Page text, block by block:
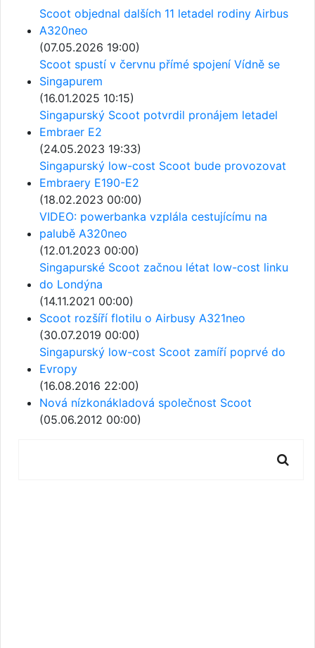
Scoot objednal dalších 11 letadel rodiny Airbus
A320neo
(07.05.2026 19:00)
Scoot spustí v červnu přímé spojení Vídně se
Singapurem
(16.01.2025 10:15)
Singapurský Scoot potvrdil pronájem letadel
Embraer E2
(24.05.2023 19:33)
Singapurský low-cost Scoot bude provozovat
Embraery E190-E2
(18.02.2023 00:00)
VIDEO: powerbanka vzplála cestujícímu na
palubě A320neo
(12.01.2023 00:00)
Singapurské Scoot začnou létat low-cost linku
do Londýna
(14.11.2021 00:00)
Scoot rozšíří flotilu o Airbusy A321neo
(30.07.2019 00:00)
Singapurský low-cost Scoot zamíří poprvé do
Evropy
(16.08.2016 22:00)
Nová nízkonákladová společnost Scoot
(05.06.2012 00:00)